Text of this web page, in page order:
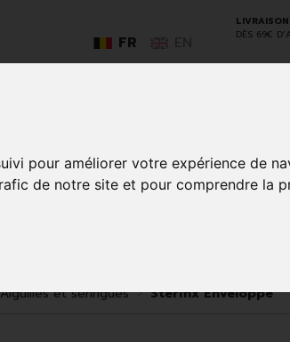
pour améliorer votre expérience de
de notre site et pour comprendre la
DÈS 69€
FR
GO
Aiguilles et seringues Sterifix Enveloppe